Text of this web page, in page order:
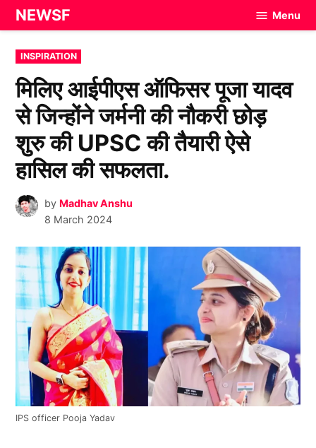
Skip
to
content
NEWSF Menu
POSTED
IN
INSPIRATION
मिलिए आईपीएस ऑफिसर पूजा यादव
से जिन्होंने जर्मनी की नौकरी छोड़
शुरु की UPSC की तैयारी ऐसे
हासिल की सफलता.
by Madhav Anshu
8 March 2024
IPS officer Pooja Yadav